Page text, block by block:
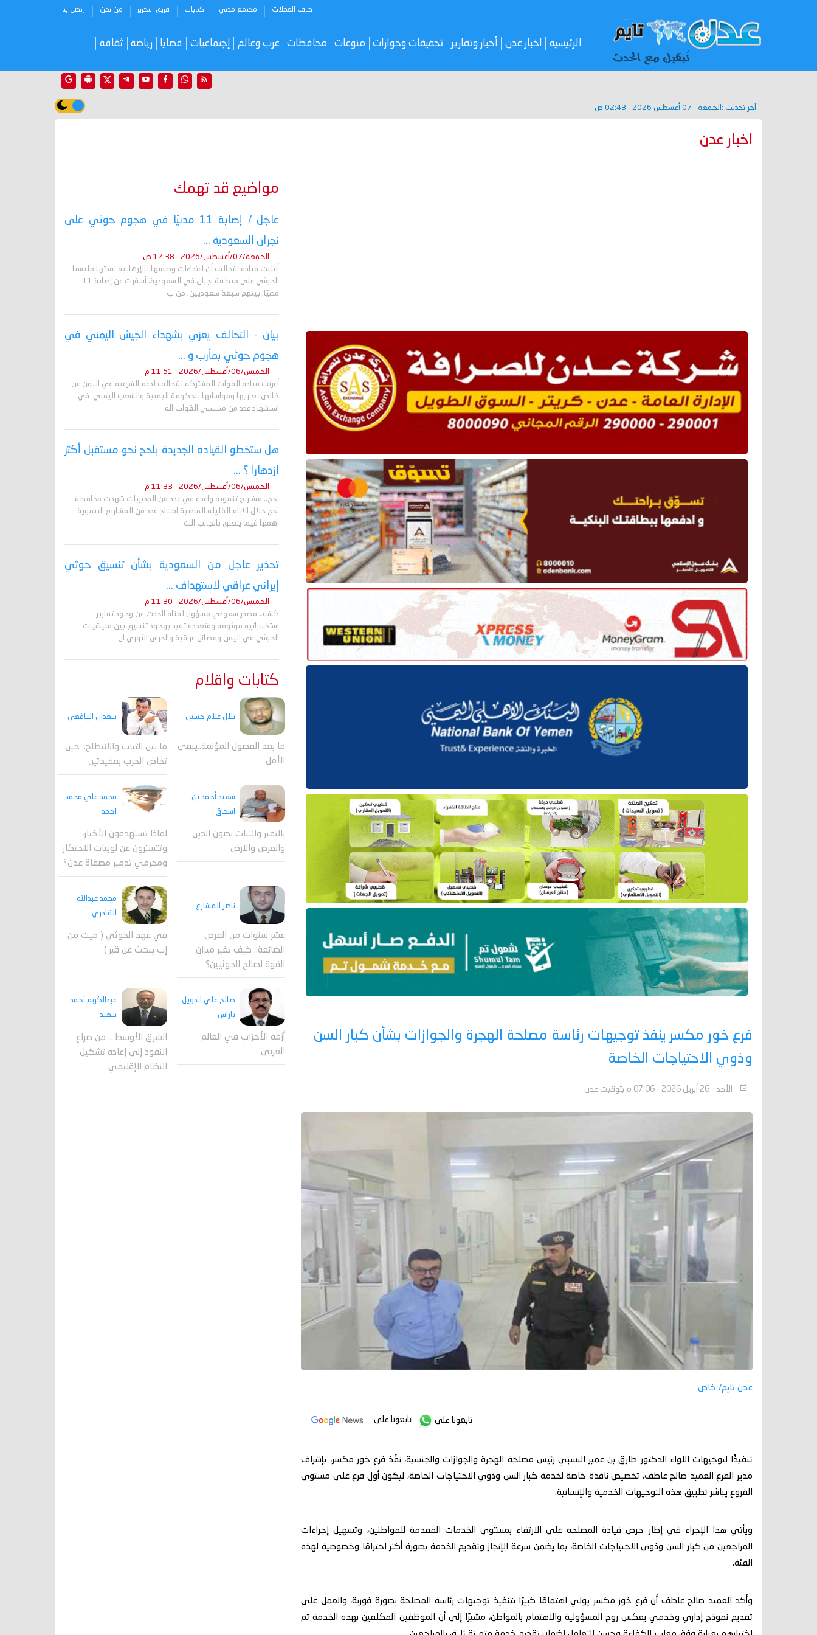
صرف العملات مجتمع مدني كتابات فريق التحرير من نحن إتصل بنا
الرئيسية اخبار عدن أخبار وتقارير تحقيقات وحوارات منوعات محافظات عرب وعالم إجتماعيات قضايا رياضة ثقافة
آخر تحديث : الجمعة - 07 أغسطس 2026 - 02:43 ص
اخبار عدن
فرع خور مكسر ينفذ توجيهات رئاسة مصلحة الهجرة والجوازات بشأن كبار السن
وذوي الاحتياجات الخاصة
الأحد - 26 أبريل 2026 - 07:06 م بتوقيت عدن
عدن تايم/ خاص
تابعونا على تابعونا على
تنفيذًا لتوجيهات اللواء الدكتور طارق بن عمير النسبي رئيس مصلحة الهجرة والجوازات والجنسية، نفّذ فرع خور مكسر، بإشراف
مدير الفرع العميد صالح عاطف، تخصيص نافذة خاصة لخدمة كبار السن وذوي الاحتياجات الخاصة، ليكون أول فرع على مستوى
الفروع يباشر تطبيق هذه التوجيهات الخدمية والإنسانية.
ويأتي هذا الإجراء في إطار حرص قيادة المصلحة على الارتقاء بمستوى الخدمات المقدمة للمواطنين، وتسهيل إجراءات
المراجعين من كبار السن وذوي الاحتياجات الخاصة، بما يضمن سرعة الإنجاز وتقديم الخدمة بصورة أكثر احترامًا وخصوصية لهذه
الفئة.
وأكد العميد صالح عاطف أن فرع خور مكسر يولي اهتمامًا كبيرًا بتنفيذ توجيهات رئاسة المصلحة بصورة فورية، والعمل على
تقديم نموذج إداري وخدمي يعكس روح المسؤولية والاهتمام بالمواطن، مشيرًا إلى أن الموظفين المكلفين بهذه الخدمة تم
مواضيع قد تهمك
عاجل / إصابة 11 مدنيًا في هجوم حوثي على
نجران السعودية ...
الجمعة/07/أغسطس/2026 - 12:38 ص
أعلنت قيادة التحالف أن اعتداءات وصفتها بالإرهابية نفذتها مليشيا
الحوثي على منطقة نجران في السعودية، أسفرت عن إصابة 11
مدنيًا، بينهم سبعة سعوديين، من ب
بيان - التحالف يعزي بشهداء الجيش اليمني في
هجوم حوثي بمأرب و ...
الخميس/06/أغسطس/2026 - 11:51 م
أعربت قيادة القوات المشتركة للتحالف لدعم الشرعية في اليمن عن
خالص تعازيها ومواساتها للحكومة اليمنية والشعب اليمني، في
استشهاد عدد من منتسبي القوات الم
هل ستخطو القيادة الجديدة بلحج نحو مستقبل أكثر
ازدهارا ؟ ...
الخميس/06/أغسطس/2026 - 11:33 م
لحج.. مشاريع تنموية واعدة في عدد من المديريات شهدت محافظة
لحج خلال الايام القليلة الماضية افتتاح عدد من المشاريع التنموية
اهمها فيما يتعلق بالجانب الت
تحذير عاجل من السعودية بشأن تنسيق حوثي
إيراني عراقي لاستهداف ...
الخميس/06/أغسطس/2026 - 11:30 م
كشف مصدر سعودي مسؤول لقناة الحدث عن وجود تقارير
استخباراتية موثوقة ومتعددة تفيد بوجود تنسيق بين مليشيات
الحوثي في اليمن وفصائل عراقية والحرس الثوري ال
كتابات واقلام
بلال غلام حسين
ما بعد الفصول المؤلمة..يبقى
الأمل
سعدان اليافعي
ما بين الثبات والانبطاح.. حين
تخاض الحرب بعقيدتين
سعيد أحمد بن
اسحاق
بالنفير والثبات نصون الدين
والعرض والارض
محمد علي محمد
احمد
لماذا تستهدفون الأخيار،
وتتسترون عن لوبيات الاحتكار
ومجرمي تدمير مصفاة عدن؟
ناصر المشارع
عشر سنوات من الفرص
الضائعة.. كيف تغير ميزان
القوة لصالح الحوثيين؟
محمد عبدالله
القادري
في عهد الحوثي ( ميت من
إب يبحث عن قبر )
صالح علي الدويل
باراس
أزمة الأحزاب في العالم
العربي
عبدالكريم أحمد
سعيد
الشرق الأوسط .. من صراع
النفوذ إلى إعادة تشكيل
النظام الإقليمي